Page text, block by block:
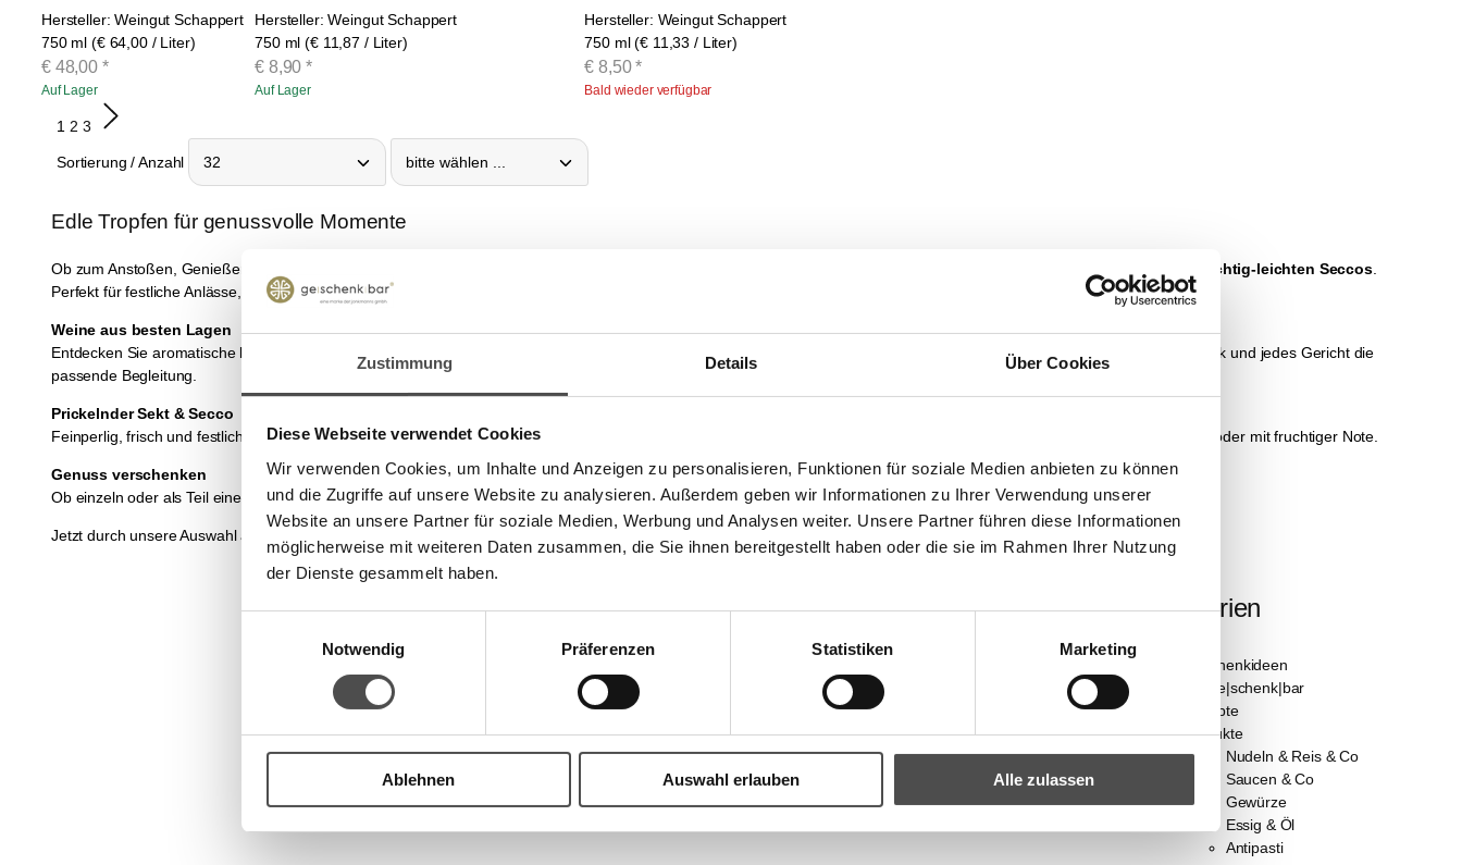
Zustimmung Details Über Cookies
Diese Webseite verwendet Cookies
Wir verwenden Cookies, um Inhalte und Anzeigen zu personalisieren, Funktionen für soziale Medien anbieten zu können
und die Zugriffe auf unsere Website zu analysieren. Außerdem geben wir Informationen zu Ihrer Verwendung unserer
Website an unsere Partner für soziale Medien, Werbung und Analysen weiter. Unsere Partner führen diese Informationen
möglicherweise mit weiteren Daten zusammen, die Sie ihnen bereitgestellt haben oder die sie im Rahmen Ihrer Nutzung
der Dienste gesammelt haben.
Notwendig
Präferenzen Statistiken Marketing
Ablehnen Auswahl erlauben Alle zulassen
Hersteller: Weingut Schappert
750 ml (€ 64,00 / Liter)
€ 48,00 *
Auf Lager
Hersteller: Weingut Schappert
750 ml (€ 11,87 / Liter)
€ 8,90 *
Auf Lager
Hersteller: Weingut Schappert
750 ml (€ 11,33 / Liter)
€ 8,50 *
Bald wieder verfügbar
1 2 3
Sortierung / Anzahl
Edle Tropfen für genussvolle Momente
Ob zum Anstoßen, Genießen oder Verschenken – in unserer Rubrik fruchtig-leichten Seccos.
Perfekt für festliche Anlässe, gemütliche Abende oder als stilvolle Geschenkidee für Genießer:innen.
Weine aus besten Lagen
Entdecken Sie aromatische Rotweine
von ausgewählten Weingütern. Ob trocken, halbtrocken oder lieblich – für jeden Geschmack und jedes Gericht die
passende Begleitung.
Prickelnder Sekt & Secco
Feinperlig, frisch und festlich: UnsereSekte und Seccoseignen sich ideal zum Anstoßen – sei es zum Geburtstag, zur Hochzeit oder einfach auf das Leben. In Weiß, Rosé oder mit fruchtiger Note.
Genuss verschenken
Ob einzeln oder als Teil einer Geschenkbox – mit einem edlen Tropfen liegen Sie immer richtig. Ideal kombinierbar mit Antipasti, Schokolade oder Feinkost.
Jetzt durch unsere Auswahl an Wein, Sekt & Secco stöbern und besondere Genussmomente direkt nach Hause holen – stilvoll, lecker und mit Charakter.
Kategorien
Geschenkideen
Die ge|schenk|bar
Rezepte
Produkte
Nudeln & Reis & Co
Saucen & Co
Gewürze
Essig & Öl
Antipasti